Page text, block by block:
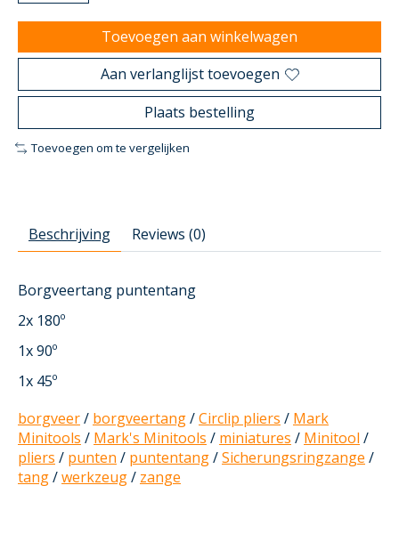
Toevoegen aan winkelwagen
Aan verlanglijst toevoegen
Plaats bestelling
Toevoegen om te vergelijken
Beschrijving Reviews (0)
Borgveertang puntentang
2x 180º
1x 90º
1x 45º
borgveer/ borgveertang/Circlip pliers / Mark
Minitools / Mark's Minitools / miniatures / Minitool /
pliers / punten / puntentang/Sicherungsringzange /
tang/werkzeug/ zange